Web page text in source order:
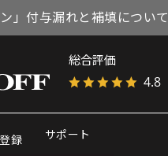
」付与漏れと補填について
総合評価
4.8
サポート
録